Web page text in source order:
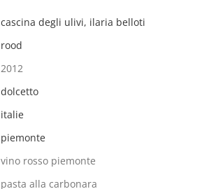
cascina degli ulivi, ilaria belloti
rood
2012
dolcetto
italie
piemonte
vino rosso piemonte
pasta alla carbonara